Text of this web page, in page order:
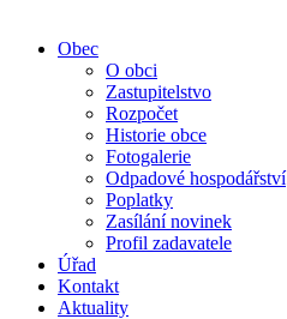
Obec
O obci
Zastupitelstvo
Rozpočet
Historie obce
Fotogalerie
Odpadové hospodářství
Poplatky
Zasílání novinek
Profil zadavatele
Úřad
Kontakt
Aktuality